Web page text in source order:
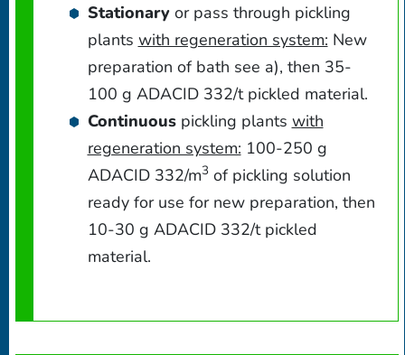
Stationaryor pass through pickling
plants with regeneration system: New
preparation of bath see a), then 35-
100 g ADACID 332/t pickled material.
Continuouspickling plants with
regeneration system: 100-250 g
ADACID 332/m3 of pickling solution
ready for use for new preparation, then
10-30 g ADACID 332/t pickled
material.